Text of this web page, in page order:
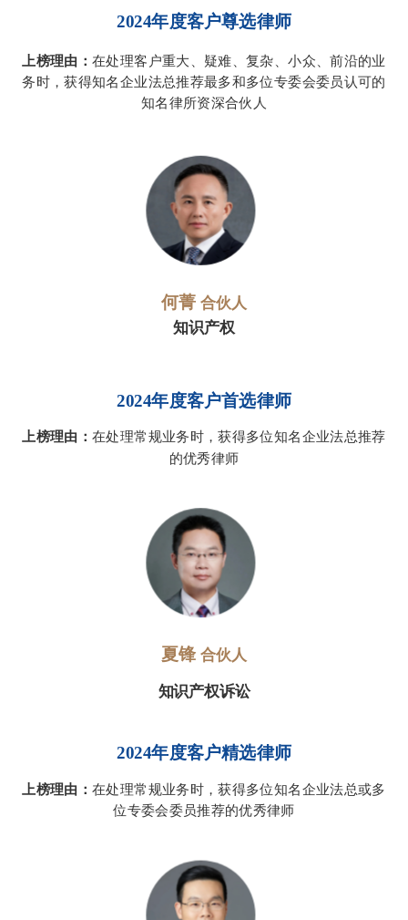
2024年度客户尊选律师
上榜理由：在处理客户重大、疑难、复杂、小众、前沿的业
务时，获得知名企业法总推荐最多和多位专委会委员认可的
知名律所资深合伙人
何菁合伙人
知识产权
2024年度客户首选律师
上榜理由：在处理常规业务时，获得多位知名企业法总推荐
的优秀律师
夏锋合伙人
知识产权诉讼
2024年度客户精选律师
上榜理由：在处理常规业务时，获得多位知名企业法总或多
位专委会委员推荐的优秀律师